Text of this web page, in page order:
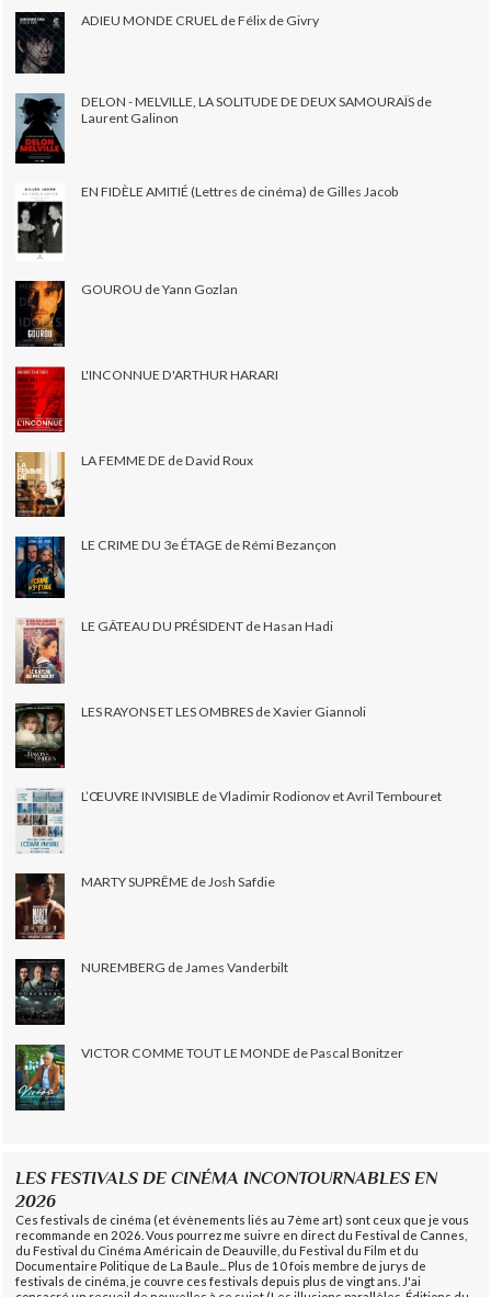
ADIEU MONDE CRUEL de Félix de Givry
DELON - MELVILLE, LA SOLITUDE DE DEUX SAMOURAÏS de
Laurent Galinon
EN FIDÈLE AMITIÉ (Lettres de cinéma) de Gilles Jacob
GOUROU de Yann Gozlan
L'INCONNUE D'ARTHUR HARARI
LA FEMME DE de David Roux
LE CRIME DU 3e ÉTAGE de Rémi Bezançon
LE GÂTEAU DU PRÉSIDENT de Hasan Hadi
LES RAYONS ET LES OMBRES de Xavier Giannoli
L’ŒUVRE INVISIBLE de Vladimir Rodionov et Avril Tembouret
MARTY SUPRÊME de Josh Safdie
NUREMBERG de James Vanderbilt
VICTOR COMME TOUT LE MONDE de Pascal Bonitzer
LES FESTIVALS DE CINÉMA INCONTOURNABLES EN
2026
Ces festivals de cinéma (et évènements liés au 7ème art) sont ceux que je vous
recommande en 2026. Vous pourrez me suivre en direct du Festival de Cannes,
du Festival du Cinéma Américain de Deauville, du Festival du Film et du
Documentaire Politique de La Baule... Plus de 10 fois membre de jurys de
festivals de cinéma, je couvre ces festivals depuis plus de vingt ans. J'ai